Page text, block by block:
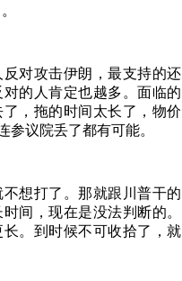
对攻击伊朗，最支持的还
的人肯定也越多。面临的
，拖的时间太长了，物价
参议院丢了都有可能。
想打了。那就跟川普干的
间，现在是没法判断的。
。到时候不可收拾了，就